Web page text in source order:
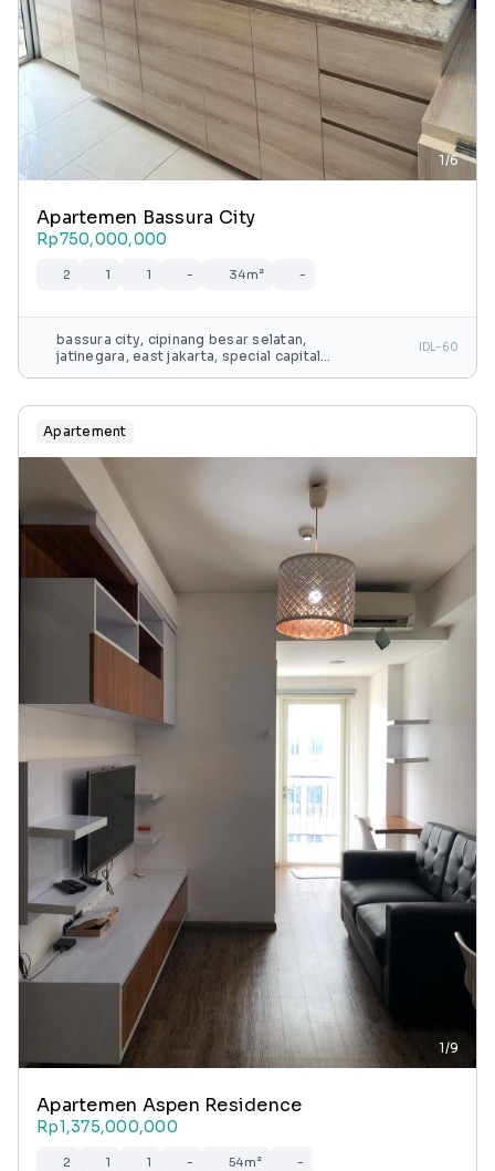
1/6
Apartemen Bassura City
Rp750,000,000
2 1 1 - 34m² -
bassura city, cipinang besar selatan,
jatinegara, east jakarta, special capital
IDL-60
Apartement
1/9
Apartemen Aspen Residence
Rp1,375,000,000
2 1 1 - 54m² -